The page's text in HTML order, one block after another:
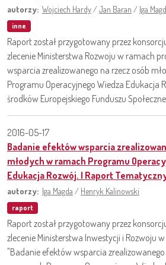
autorzy: Wojciech Hardy /Jan Baran / Iga
inne
Raport został przygotowany przez
zlecenie Ministerstwa Rozwoju w ramach
wsparcia zrealizowanego na rzecz osób
Programu Operacyjnego Wiedza Edukacja
środków Europejskiego Funduszu
2016-05-17
Badanie efektów wsparcia
młodych w ramach Programu
Edukacja Rozwój. I Raport
autorzy: Iga Magda / Henryk Kalinowski
raport
Raport został przygotowany przez
zlecenie Ministerstwa Inwestycji i Rozwoju
"Badanie efektów wsparcia